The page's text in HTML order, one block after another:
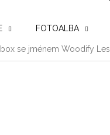
FOTOALBA
se jménem Woodify Les